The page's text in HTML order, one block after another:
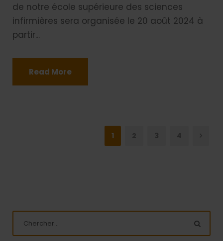
de notre école supérieure des sciences
infirmières sera organisée le 20 août 2024 à
partir...
Read More
1 2 3 4